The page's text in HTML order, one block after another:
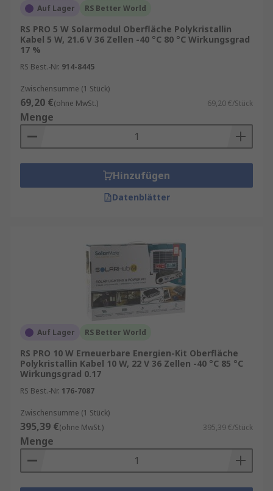
und Beschaffungsprozesse effizient gestalten
lassen. Mit schneller Verfügbarkeit, klaren
technischen Daten und fachkundiger Beratung
unterstützt RS den zuverlässigen Einkauf
moderner und nachhaltiger Solarlösungen für
industrielle, kommerzielle und technische
Anwendungen.
Weiterführende Informationen zur
fachgerechten Verbindung und Auswahl von
Auswahl und Anwendung von
Solarsteckverbindern.
Auf Lager RS Better World
RS PRO 5 W Solarmodul Oberfläche Polykristallin
Kabel 5 W, 21.6 V 36 Zellen -40 °C 80 °C Wirkungsgrad
17 %
RS Best.-Nr. 914-8445
Zwischensumme (1 Stück)
69,20 €(ohne MwSt.) 69,20 €/Stück
Menge
Hinzufügen
Datenblätter
Auf Lager RS Better World
RS PRO 10 W Erneuerbare Energien-Kit Oberfläche
Polykristallin Kabel 10 W, 22 V 36 Zellen -40 °C 85 °C
Wirkungsgrad 0.17
RS Best.-Nr. 176-7087
Zwischensumme (1 Stück)
395,39 €(ohne MwSt.) 395,39 €/Stück
Menge